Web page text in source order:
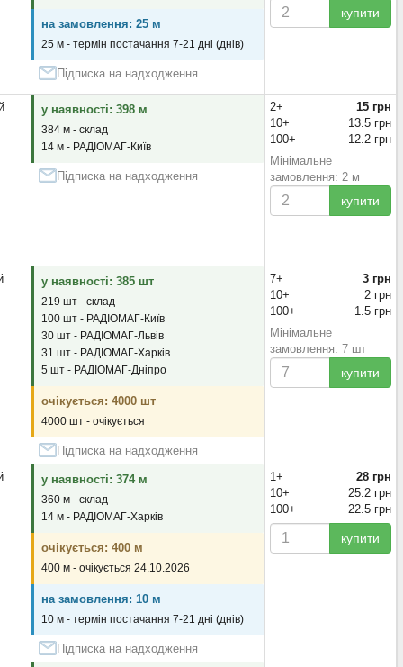
на замовлення: 25 м
25 м - термін постачання 7-21 дні (днів)
Підписка на надходження
купити
у наявності: 398 м
384 м - склад
14 м - РАДІОМАГ-Київ
Підписка на надходження
2+
15 грн
10+
13.5 грн
100+
12.2 грн
Мінімальне
замовлення: 2 м
купити
у наявності: 385 шт
219 шт - склад
100 шт - РАДІОМАГ-Київ
30 шт - РАДІОМАГ-Львів
31 шт - РАДІОМАГ-Харків
5 шт - РАДІОМАГ-Дніпро
очікується: 4000 шт
4000 шт - очікується
Підписка на надходження
7+
3 грн
10+
2 грн
100+
1.5 грн
Мінімальне
замовлення: 7 шт
купити
у наявності: 374 м
360 м - склад
14 м - РАДІОМАГ-Харків
очікується: 400 м
400 м - очікується 24.10.2026
на замовлення: 10 м
10 м - термін постачання 7-21 дні (днів)
Підписка на надходження
1+
28 грн
10+
25.2 грн
100+
22.5 грн
купити